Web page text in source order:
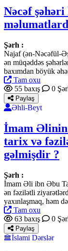
Nəcəf
Şərh :
Najaf (ən-Nəcəfül-
ən müqəddəs
baxımdan böyük
Tam oxu
55 baxış
0
Paylaş
Əhli-Beyt
İmam Əlinin
tarix və
gəlmişdir ?
Şərh :
İmam Əli ibn Əbu
ən fəzilətli
yaxınlaşmaq, həm
Tam oxu
63 baxış
0
Paylaş
İslami Dərslər